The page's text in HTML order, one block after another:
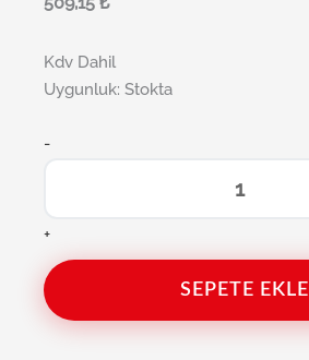
Kdv Dahil
Uygunluk: Stokta
-
+
SEPETE EKLE